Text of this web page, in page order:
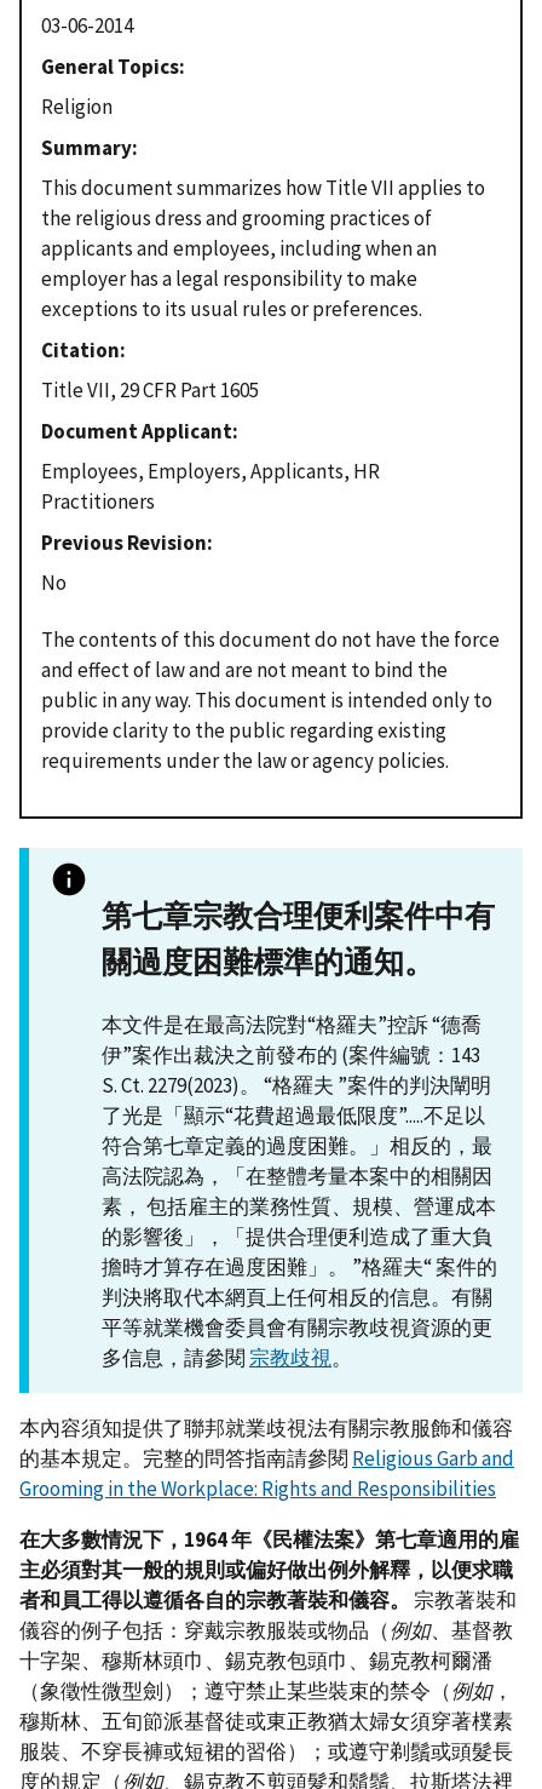
03-06-2014
General Topics
Religion
Summary
This document summarizes how Title VII applies to
the religious dress and grooming practices of
applicants and employees, including when an
employer has a legal responsibility to make
exceptions to its usual rules or preferences.
Citation
Title VII, 29 CFR Part 1605
Document Applicant
Employees, Employers, Applicants, HR
Practitioners
Previous Revision
No
The contents of this document do not have the force
and effect of law and are not meant to bind the
public in any way. This document is intended only to
provide clarity to the public regarding existing
requirements under the law or agency policies.
第七章宗教合理便利案件中有
關過度困難標準的通知。
本文件是在最高法院對“格羅夫”控訴 “德喬
伊”案作出裁決之前發布的 (案件編號：143
S. Ct. 2279(2023)。 “格羅夫 ”案件的判決闡明
了光是「顯示“花費超過最低限度”.....不足以
符合第七章定義的過度困難。」相反的，最
高法院認為，「在整體考量本案中的相關因
素， 包括雇主的業務性質、規模、營運成本
的影響後」，「提供合理便利造成了重大負
擔時才算存在過度困難」。 ”格羅夫“ 案件的
判決將取代本網頁上任何相反的信息。有關
平等就業機會委員會有關宗教歧視資源的更
多信息，請參閱宗教歧視。
本內容須知提供了聯邦就業歧視法有關宗教服飾和儀容
的基本規定。完整的問答指南請參閱 Religious Garb and
Grooming in the Workplace: Rights and Responsibilities
在大多數情況下，1964 年《民權法案》第七章適用的雇
主必須對其一般的規則或偏好做出例外解釋，以便求職
者和員工得以遵循各自的宗教著裝和儀容。 宗教著裝和
儀容的例子包括：穿戴宗教服裝或物品（例如、基督教
十字架、穆斯林頭巾、錫克教包頭巾、錫克教柯爾潘
（象徵性微型劍）；遵守禁止某些裝束的禁令（例如，
穆斯林、五旬節派基督徒或東正教猶太婦女須穿著樸素
服裝、不穿長褲或短裙的習俗）；或遵守剃鬚或頭髮長
度的規定（例如、錫克教不剪頭髮和鬍鬚、拉斯塔法裡